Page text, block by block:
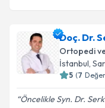
Doç. Dr.
Ortopedi
İstanbul,
5 (7
Öncelikle Syn. Dr.